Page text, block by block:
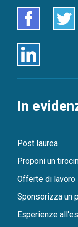
Facebook Twitter
Linkedin
In
Post laurea
Proponi un
Offerte di lavoro
Sponsorizza un
Esperienze